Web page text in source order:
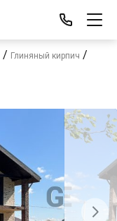
/ Глиняный кирпич /